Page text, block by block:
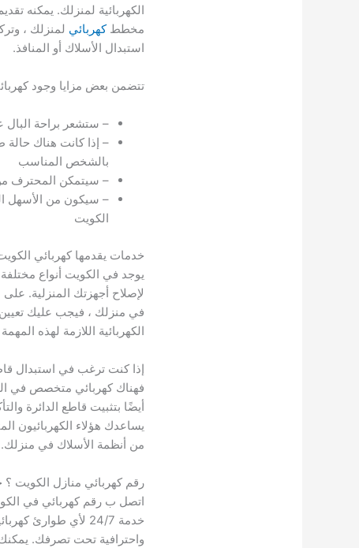
الكهربائية لمنزلك. يمكنه
مخططكهربائي لمنزلك ،
استبدال الأسلاك أو المنافذ.
تتضمن بعض مزايا وجود
– ستشعر براحة
– إذا كانت هناك حالة
بالشخص المناسب
– سيتمكن المحترف
– سيكون من الأسهل
الكويت
خدمات يقدمها كهربائي
يوجد في الكويت أنواع
لإصلاح أجهزتك المنزلية. على
في منزلك ، فيجب عليك
الكهربائية اللازمة لهذه
إذا كنت ترغب في استبدال
فهناك كهربائي متخصص في
أيضًا بتثبيت قاطع الدائرة
يساعدك هؤلاء الكهربائيون
من أنظمة الأسلاك في منزلك.
رقم كهربائي منازل الكويت
اتصل ب رقم كهربائي في
خدمة 24/7 لأي طوارئ
واحترافية تحت تصرفك.